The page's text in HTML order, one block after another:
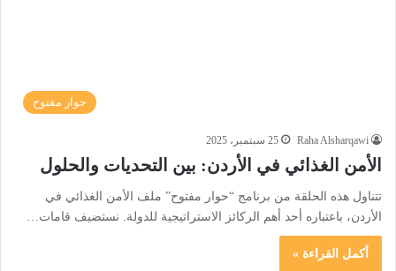
حوار مفتوح
Raha Alsharqawi 25 سبتمبر، 2025
الأمن الغذائي في الأردن: بين التحديات والحلول
تتناول هذه الحلقة من برنامج “حوار مفتوح” ملف الأمن الغذائي في
الأردن، باعتباره أحد أهم الركائز الاستراتيجية للدولة. نستضيف قامات…
أكمل القراءة »